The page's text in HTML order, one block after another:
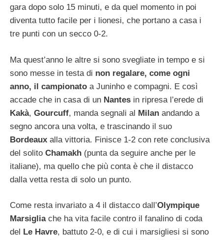
gara dopo solo 15 minuti, e da quel momento in poi
diventa tutto facile per i lionesi, che portano a casa i
tre punti con un secco 0-2.
Ma quest’anno le altre si sono svegliate in tempo e si
sono messe in testa di non regalare, come ogni
anno, il campionato a Juninho e compagni. E così
accade che in casa di un Nantes in ripresa l’erede di
Kakà, Gourcuff, manda segnali al Milan andando a
segno ancora una volta, e trascinando il suo
Bordeaux alla vittoria. Finisce 1-2 con rete conclusiva
del solito Chamakh (punta da seguire anche per le
italiane), ma quello che più conta è che il distacco
dalla vetta resta di solo un punto.
Come resta invariato a 4 il distacco dall’Olympique
Marsigliache ha vita facile contro il fanalino di coda
del
Le Havre, battuto 2-0, e di cui i marsigliesi si sono